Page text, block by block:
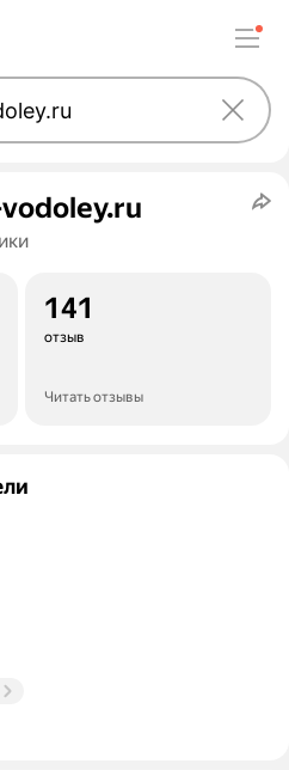
141
отзыв
Читать отзывы